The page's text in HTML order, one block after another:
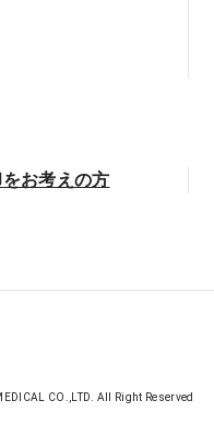
お考えの方
CO.,LTD. All Right Reserved